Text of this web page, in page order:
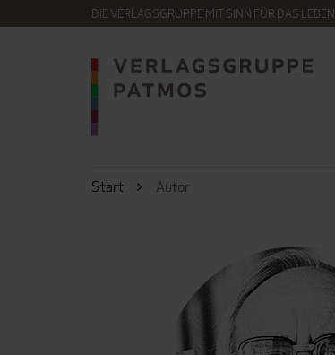
DIE VERLAGSGRUPPE MIT SINN FÜR DAS LEBEN
Start Autor